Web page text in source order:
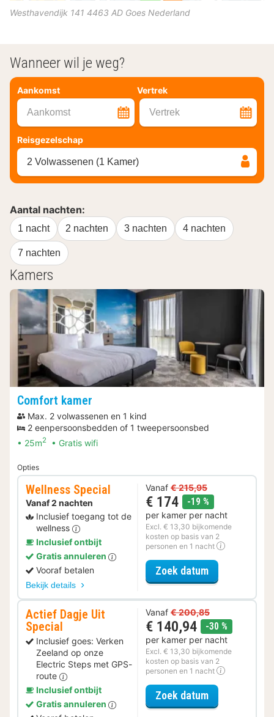
Westhavendijk 141 4463 AD Goes Nederland
Wanneer wil je weg?
Aankomst Vertrek
Aankomst Vertrek
Reisgezelschap
2 Volwassenen (1 Kamer)
Aantal nachten:
1 nacht 2 nachten 3 nachten 4 nachten
7 nachten
Kamers
Comfort kamer
Max. 2 volwassenen en 1 kind
2 eenpersoonsbedden of 1 tweepersoonsbed
25m2 Gratis wifi
Opties
Wellness Special
Vanaf 2 nachten
Inclusief toegang tot de
wellness
Inclusief ontbijt
Gratis annuleren
Vooraf betalen
Bekijk details
Vanaf € 215,95
€ 174 -19 %
per kamer per nacht
Excl. € 13,30 bijkomende
kosten op basis van 2
personen en 1 nacht
Zoek datumvoor Wellness
Actief Dagje Uit
Special
Inclusief goes: Verken
Zeeland op onze
Electric Steps met GPS-
route
Inclusief ontbijt
Gratis annuleren
Vanaf € 200,85
€ 140,94 -30 %
per kamer per nacht
Excl. € 13,30 bijkomende
kosten op basis van 2
personen en 1 nacht
Zoek datumvoor Actief